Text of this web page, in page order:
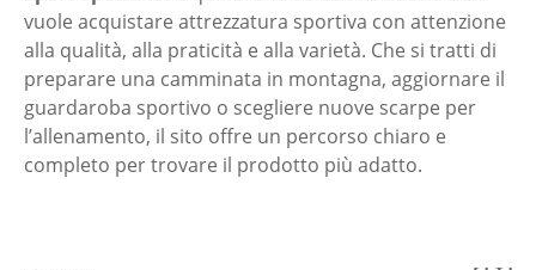
vuole acquistare attrezzatura sportiva con attenzione
alla qualità, alla praticità e alla varietà. Che si tratti di
preparare una camminata in montagna, aggiornare il
guardaroba sportivo o scegliere nuove scarpe per
l’allenamento, il sito offre un percorso chiaro e
completo per trovare il prodotto più adatto.